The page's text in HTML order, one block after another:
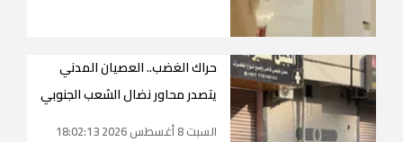
حراك الغضب.. العصيان المدني
يتصدر محاور نضال الشعب الجنوبي
السبت 8 أغسطس 2026 18:02:13